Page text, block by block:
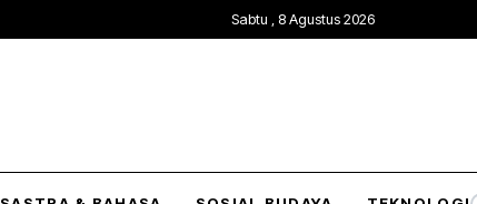
Sabtu , 8 Agustus 2026